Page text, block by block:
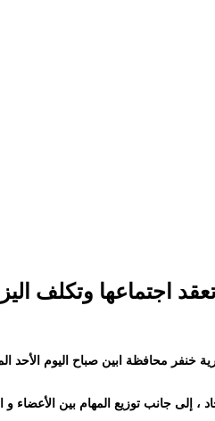
اجتماعها وتكلف
جانب توزيع المهام بين الأعضاء و